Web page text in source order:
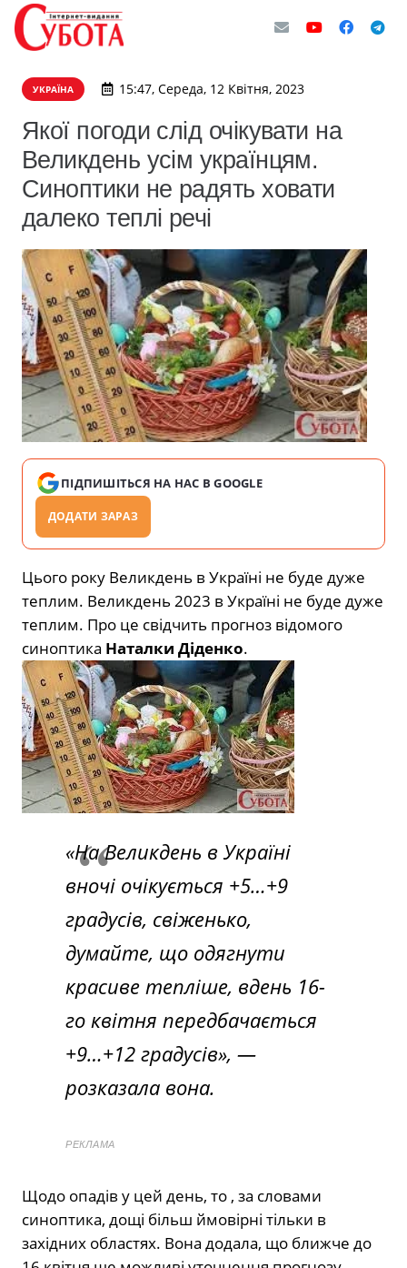
УКРАЇНА 15:47, Середа, 12 Квітня, 2023
Якої погоди слід очікувати на
Великдень усім українцям.
Синоптики не радять ховати
далеко теплі речі
ПІДПИШІТЬСЯ НА НАС В GOOGLE
ДОДАТИ ЗАРАЗ
Цього року Великдень в Україні не буде дуже
теплим. Великдень 2023 в Україні не буде дуже
теплим. Про це свідчить прогноз відомого
синоптика Наталки Діденко.
«На Великдень в Україні
вночі очікується +5…+9
градусів, свіженько,
думайте, що одягнути
красиве тепліше, вдень 16-
го квітня передбачається
+9…+12 градусів», —
розказала вона.
РЕКЛАМА
Щодо опадів у цей день, то , за словами
синоптика, дощі більш ймовірні тільки в
західних областях. Вона додала, що ближче до